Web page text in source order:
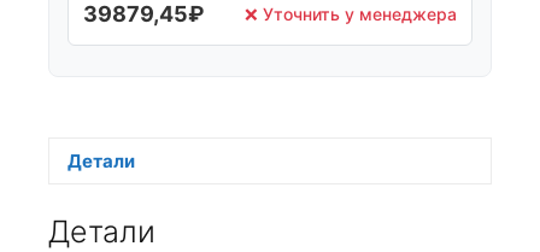
39879,45₽ ❌ Уточнить у менеджера
Детали
Детали